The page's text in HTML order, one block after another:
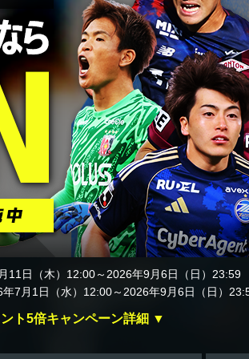
11日（木）12:00～2026年9月6日（日）23:59
7月1日（水）12:00～2026年9月6日（日）
ト5倍キャンペーン詳細 ▼